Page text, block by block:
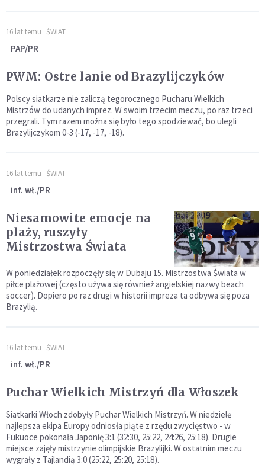
16 lat temu ŚWIAT
PAP/PR
PWM: Ostre lanie od Brazylijczyków
Polscy siatkarze nie zaliczą tegorocznego Pucharu Wielkich
Mistrzów do udanych imprez. W swoim trzecim meczu, po raz trzeci
przegrali. Tym razem można się było tego spodziewać, bo ulegli
Brazylijczykom 0-3 (-17, -17, -18).
16 lat temu ŚWIAT
inf. wł./PR
Niesamowite emocje na
plaży, ruszyły
Mistrzostwa Świata
W poniedziałek rozpoczęły się w Dubaju 15. Mistrzostwa Świata w
piłce plażowej (często używa się również angielskiej nazwy beach
soccer). Dopiero po raz drugi w historii impreza ta odbywa się poza
Brazylią.
16 lat temu ŚWIAT
inf. wł./PR
Puchar Wielkich Mistrzyń dla Włoszek
Siatkarki Włoch zdobyły Puchar Wielkich Mistrzyń. W niedzielę
najlepsza ekipa Europy odniosła piąte z rzędu zwycięstwo - w
Fukuoce pokonała Japonię 3:1 (32:30, 25:22, 24:26, 25:18). Drugie
miejsce zajęły mistrzynie olimpijskie Brazylijki. W ostatnim meczu
wygrały z Tajlandią 3:0 (25:22, 25:20, 25:18).